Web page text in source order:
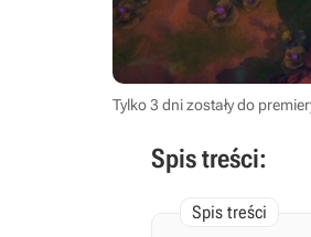
Tylko 3 dni zostały do
Spis treści: